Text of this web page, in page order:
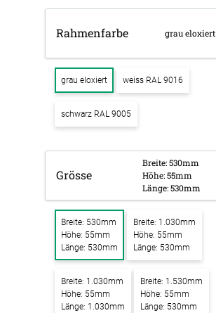
Rahmenfarbe grau eloxiert
grau eloxiert weiss RAL 9016
schwarz RAL 9005
Grösse
Breite: 530mm
Höhe: 55mm
Länge: 530mm
Breite: 530mm
Höhe: 55mm
Länge: 530mm
Breite: 1.030mm
Höhe: 55mm
Länge: 530mm
Breite: 1.030mm
Höhe: 55mm
Länge: 1.030mm
Breite: 1.530mm
Höhe: 55mm
Länge: 530mm